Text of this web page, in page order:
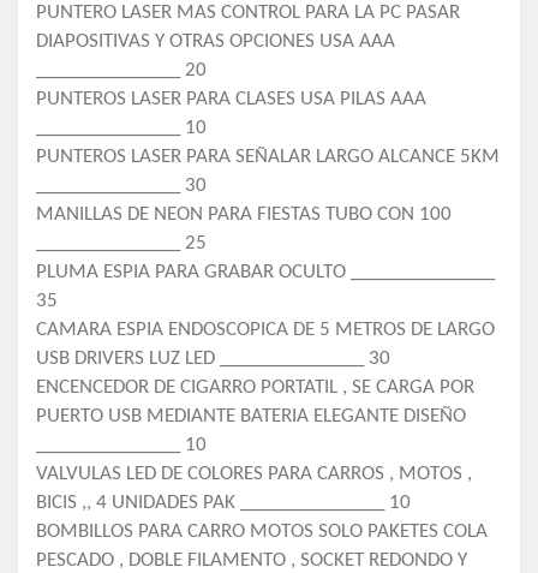
PUNTERO LASER MAS CONTROL PARA LA PC PASAR
DIAPOSITIVAS Y OTRAS OPCIONES USA AAA
_______________ 20
PUNTEROS LASER PARA CLASES USA PILAS AAA
_______________ 10
PUNTEROS LASER PARA SEÑALAR LARGO ALCANCE 5KM
_______________ 30
MANILLAS DE NEON PARA FIESTAS TUBO CON 100
_______________ 25
PLUMA ESPIA PARA GRABAR OCULTO _______________
35
CAMARA ESPIA ENDOSCOPICA DE 5 METROS DE LARGO
USB DRIVERS LUZ LED _______________ 30
ENCENCEDOR DE CIGARRO PORTATIL , SE CARGA POR
PUERTO USB MEDIANTE BATERIA ELEGANTE DISEÑO
_______________ 10
VALVULAS LED DE COLORES PARA CARROS , MOTOS ,
BICIS ,, 4 UNIDADES PAK _______________ 10
BOMBILLOS PARA CARRO MOTOS SOLO PAKETES COLA
PESCADO , DOBLE FILAMENTO , SOCKET REDONDO Y